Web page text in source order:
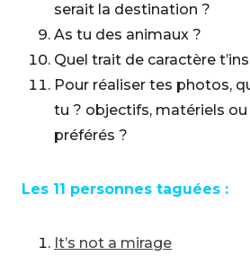
serait la destination ?
As tu des animaux ?
Quel trait de caractère
Pour réaliser tes photos,
tu ? objectifs, matériels ou
préférés ?
Les 11 personnes taguées :
It’s not a mirage